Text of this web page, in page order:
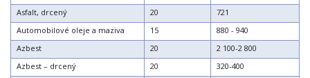
Asfalt, drcený
20
721
Automobilové oleje a maziva
15
880 - 940
Azbest
20
2 100-2 800
Azbest – drcený
20
320-400